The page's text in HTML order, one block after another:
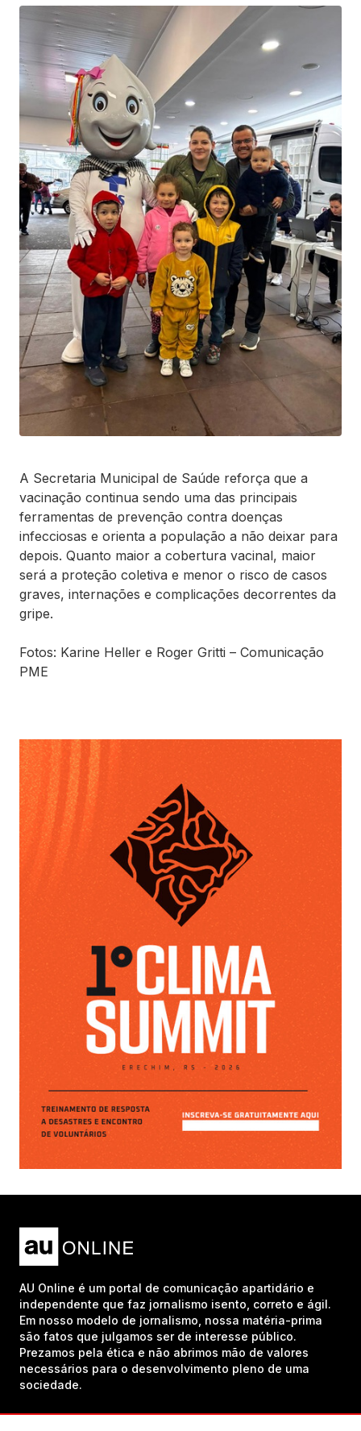
A Secretaria Municipal de Saúde reforça que a
vacinação continua sendo uma das principais
ferramentas de prevenção contra doenças
infecciosas e orienta a população a não deixar para
depois. Quanto maior a cobertura vacinal, maior
será a proteção coletiva e menor o risco de casos
graves, internações e complicações decorrentes da
gripe.
Fotos: Karine Heller e Roger Gritti – Comunicação
PME
AU Online é um portal de comunicação apartidário e
independente que faz jornalismo isento, correto e ágil.
Em nosso modelo de jornalismo, nossa matéria-prima
são fatos que julgamos ser de interesse público.
Prezamos pela ética e não abrimos mão de valores
necessários para o desenvolvimento pleno de uma
sociedade.